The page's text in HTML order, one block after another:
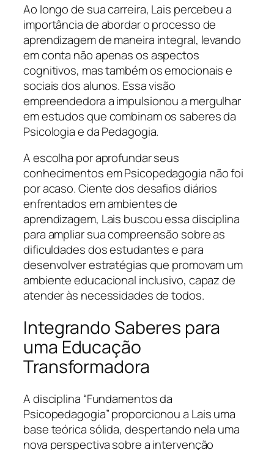
Ao longo de sua carreira, Lais percebeu a
importância de abordar o processo de
aprendizagem de maneira integral, levando
em conta não apenas os aspectos
cognitivos, mas também os emocionais e
sociais dos alunos. Essa visão
empreendedora a impulsionou a mergulhar
em estudos que combinam os saberes da
Psicologia e da Pedagogia.
A escolha por aprofundar seus
conhecimentos em Psicopedagogia não foi
por acaso. Ciente dos desafios diários
enfrentados em ambientes de
aprendizagem, Lais buscou essa disciplina
para ampliar sua compreensão sobre as
dificuldades dos estudantes e para
desenvolver estratégias que promovam um
ambiente educacional inclusivo, capaz de
atender às necessidades de todos.
Integrando Saberes para
uma Educação
Transformadora
A disciplina “Fundamentos da
Psicopedagogia” proporcionou a Lais uma
base teórica sólida, despertando nela uma
nova perspectiva sobre a intervenção